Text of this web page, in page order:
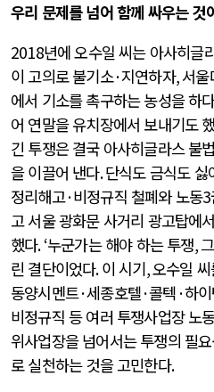
우리 문제를 넘어 함께 싸우는 것
2018년에 오수일 씨는 아사히글
이 고의로 불기소·지연하자,서울
에서 기소를 촉구하는 농성을 하
어 연말을 유치장에서 보내기도
긴 투쟁은 결국 아사히글라스 불
을 이끌어 낸다.단식도 금식도
정리해고·비정규직 철폐와 노동3
고 서울 광화문 사거리 광고탑에서
했다. ‘누군가는 해야 하는 투쟁,
린 결단이었다.이 시기,오수일
동양시멘트·세종호텔·콜텍 ·하
비정규직 등 여러 투쟁사업장 노
위사업장을 넘어서는 투쟁의 필
로 실천하는 것을 고민한다.